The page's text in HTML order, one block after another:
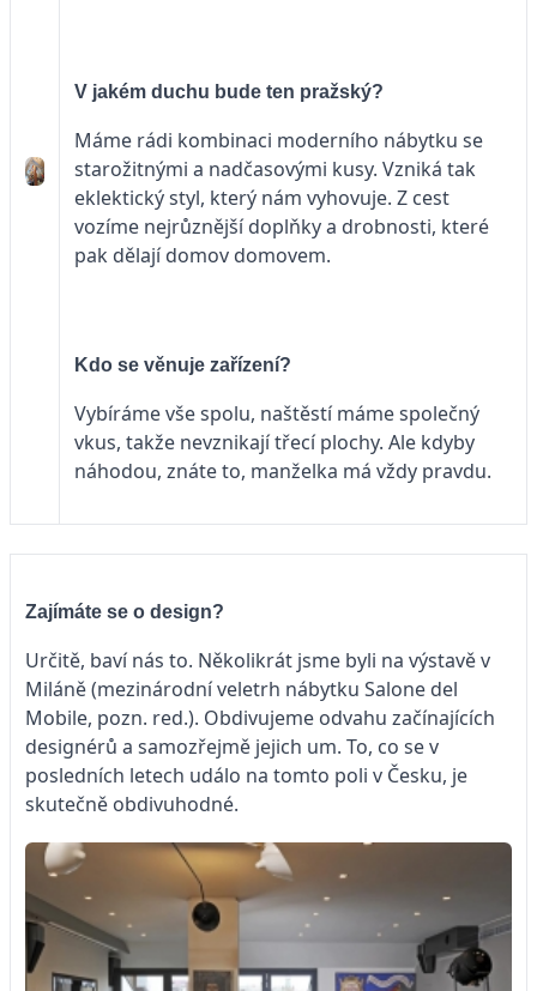
V jakém duchu bude ten pražský?
Máme rádi kombinaci moderního nábytku se
starožitnými a nadčasovými kusy. Vzniká tak
eklektický styl, který nám vyhovuje. Z cest
vozíme nejrůznější doplňky a drobnosti, které
pak dělají domov domovem.
Kdo se věnuje zařízení?
Vybíráme vše spolu, naštěstí máme společný
vkus, takže nevznikají třecí plochy. Ale kdyby
náhodou, znáte to, manželka má vždy pravdu.
Zajímáte se o design?
Určitě, baví nás to. Několikrát jsme byli na výstavě v
Miláně (mezinárodní veletrh nábytku Salone del
Mobile, pozn. red.). Obdivujeme odvahu začínajících
designérů a samozřejmě jejich um. To, co se v
posledních letech událo na tomto poli v Česku, je
skutečně obdivuhodné.